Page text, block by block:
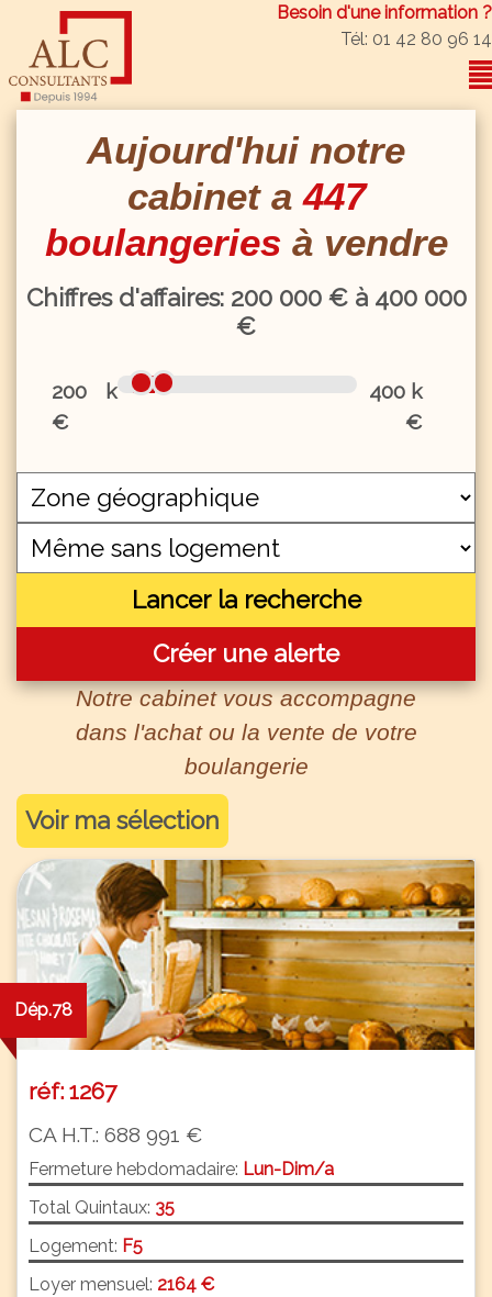
Besoin d'une information ?
Tél: 01 42 80 96 14
Aujourd'hui notre
cabinet a447
boulangeriesà vendre
Chiffres d'affaires: 200000 € à 400000
€
200 k
€
400 k
€
Lancer la recherche
Créer une alerte
Notre cabinet vous accompagne
dans l'achat ou la vente de votre
boulangerie
Voir ma sélection
Dép.78
réf: 1267
CA H.T.: 688 991 €
Fermeture hebdomadaire: Lun-Dim/a
Total Quintaux: 35
Logement: F5
Loyer mensuel: 2164 €